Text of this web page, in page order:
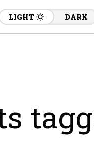
LIGHT DARK